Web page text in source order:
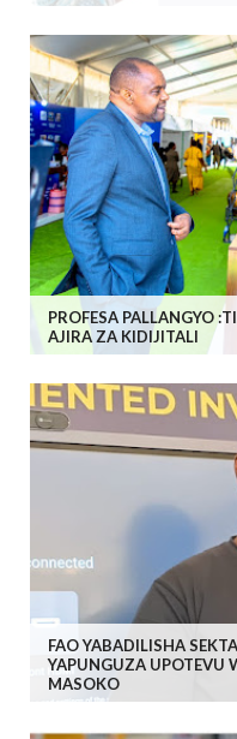
PROFESA PALLANGYO
AJIRA ZA KIDIJITALI
FAO YABADILISHA
YAPUNGUZA UPOTEVU
MASOKO